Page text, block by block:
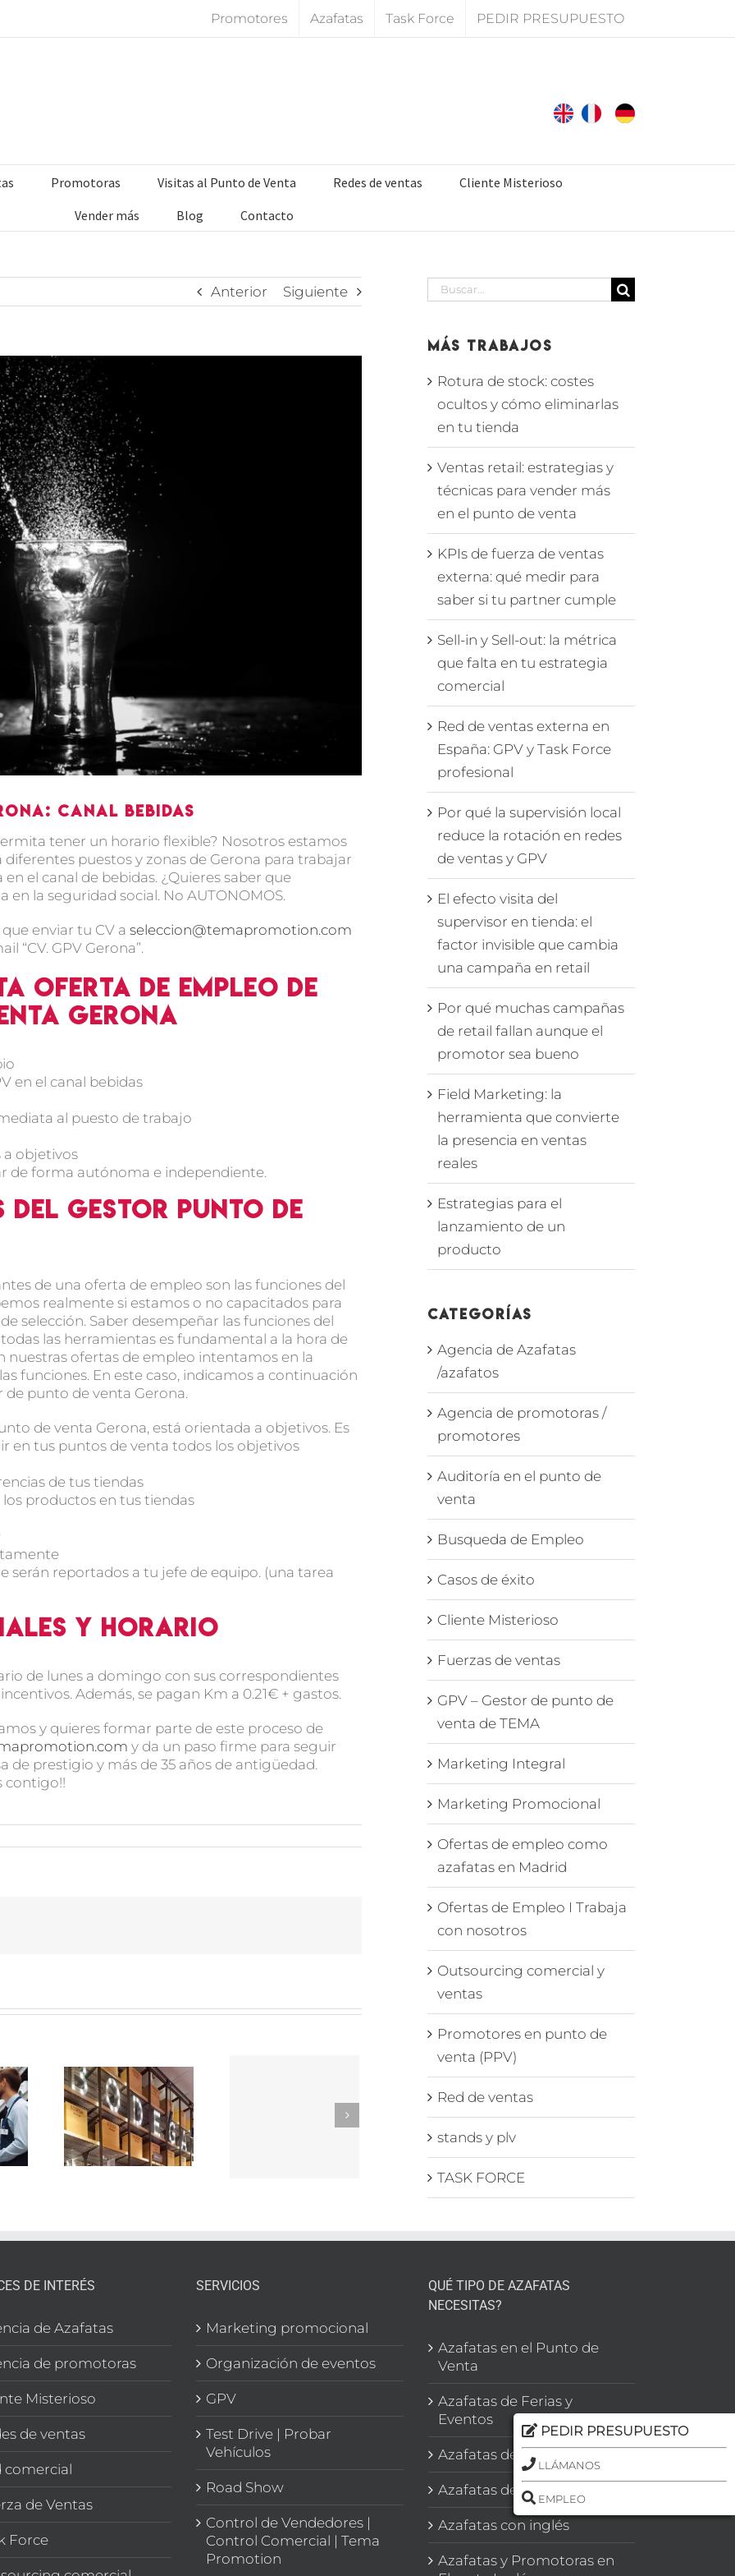
Promotores Azafatas Task Force PEDIR PRESUPUESTO
Promotoras Visitas al Punto de Venta Redes de ventas
Cliente Misterioso
Vender más
Blog Contacto
Anterior Siguiente
Canal bebidas
tener un horario flexible? Nosotros estamos
puestos y zonas de Gerona para trabajar
el canal de bebidas. ¿Quieres saber que
la seguridad social. No AUTONOMOS.
enviar tu CV a seleccion@temapromotion.com
“CV. GPV Gerona”.
oferta de empleo de
Gerona
en el canal bebidas
al puesto de trabajo
a objetivos
de forma autónoma e independiente.
del gestor punto de
de una oferta de empleo son las funciones del
realmente si estamos o no capacitados para
selección. Saber desempeñar las funciones del
las herramientas es fundamental a la hora de
nuestras ofertas de empleo intentamos en la
funciones. En este caso, indicamos a continuación
de punto de venta Gerona.
de venta Gerona, está orientada a objetivos. Es
en tus puntos de venta todos los objetivos
de tus tiendas
productos en tus tiendas
serán reportados a tu jefe de equipo. (una tarea
y horario
de lunes a domingo con sus correspondientes
Además, se pagan Km a 0.21€ + gastos.
y quieres formar parte de este proceso de
y da un paso firme para seguir
de prestigio y más de 35 años de antigüedad.
contigo!!
Trabaja
con
nosotros
como
herramienta
Buscar:
Más Trabajos
Rotura de stock: costes
ocultos y cómo eliminarlas
en tu tienda
Ventas retail: estrategias y
técnicas para vender más
en el punto de venta
KPIs de fuerza de ventas
externa: qué medir para
saber si tu partner cumple
Sell-in y Sell-out: la métrica
que falta en tu estrategia
comercial
Red de ventas externa en
España: GPV y Task Force
profesional
Por qué la supervisión local
reduce la rotación en redes
de ventas y GPV
El efecto visita del
supervisor en tienda: el
factor invisible que cambia
una campaña en retail
Por qué muchas campañas
de retail fallan aunque el
promotor sea bueno
Field Marketing: la
herramienta que convierte
la presencia en ventas
reales
Estrategias para el
lanzamiento de un
producto
Categorías
Agencia de Azafatas
/azafatos
Agencia de promotoras /
promotores
Auditoría en el punto de
venta
Busqueda de Empleo
Casos de éxito
Cliente Misterioso
Fuerzas de ventas
GPV – Gestor de punto de
venta de TEMA
Marketing Integral
Marketing Promocional
Ofertas de empleo como
azafatas en Madrid
Ofertas de Empleo I Trabaja
con nosotros
Outsourcing comercial y
ventas
Promotores en punto de
venta (PPV)
Red de ventas
stands y plv
TASK FORCE
DE INTERÉS
de Azafatas
de promotoras
Misterioso
de ventas
comercial
de Ventas
Force
SERVICIOS
Marketing promocional
Organización de eventos
GPV
Test Drive | Probar
Vehículos
Road Show
Control de Vendedores |
Control Comercial | Tema
Promotion
QUÉ TIPO DE AZAFATAS
NECESITAS?
Azafatas en el Punto de
Venta
Azafatas de Ferias y
Eventos
Azafatas de Congresos
Azafatas de Imagen
Azafatas con inglés
Azafatas y Promotoras en
PEDIR PRESUPUESTO
LLÁMANOS
EMPLEO